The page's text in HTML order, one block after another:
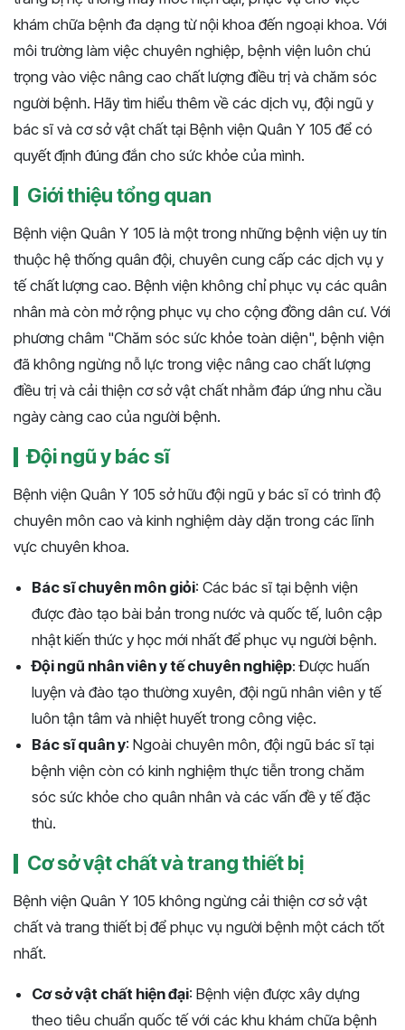
khám chữa bệnh đa dạng từ nội khoa đến ngoại khoa. Với
môi trường làm việc chuyên nghiệp, bệnh viện luôn chú
trọng vào việc nâng cao chất lượng điều trị và chăm sóc
người bệnh. Hãy tìm hiểu thêm về các dịch vụ, đội ngũ y
bác sĩ và cơ sở vật chất tại Bệnh viện Quân Y 105 để có
quyết định đúng đắn cho sức khỏe của mình.
Giới thiệu tổng quan
Bệnh viện Quân Y 105 là một trong những bệnh viện uy tín
thuộc hệ thống quân đội, chuyên cung cấp các dịch vụ y
tế chất lượng cao. Bệnh viện không chỉ phục vụ các quân
nhân mà còn mở rộng phục vụ cho cộng đồng dân cư. Với
phương châm "Chăm sóc sức khỏe toàn diện", bệnh viện
đã không ngừng nỗ lực trong việc nâng cao chất lượng
điều trị và cải thiện cơ sở vật chất nhằm đáp ứng nhu cầu
ngày càng cao của người bệnh.
Đội ngũ y bác sĩ
Bệnh viện Quân Y 105 sở hữu đội ngũ y bác sĩ có trình độ
chuyên môn cao và kinh nghiệm dày dặn trong các lĩnh
vực chuyên khoa.
Bác sĩ chuyên môn giỏi: Các bác sĩ tại bệnh viện
được đào tạo bài bản trong nước và quốc tế, luôn cập
nhật kiến thức y học mới nhất để phục vụ người bệnh.
Đội ngũ nhân viên y tế chuyên nghiệp: Được huấn
luyện và đào tạo thường xuyên, đội ngũ nhân viên y tế
luôn tận tâm và nhiệt huyết trong công việc.
Bác sĩ quân y: Ngoài chuyên môn, đội ngũ bác sĩ tại
bệnh viện còn có kinh nghiệm thực tiễn trong chăm
sóc sức khỏe cho quân nhân và các vấn đề y tế đặc
thù.
Cơ sở vật chất và trang thiết bị
Bệnh viện Quân Y 105 không ngừng cải thiện cơ sở vật
chất và trang thiết bị để phục vụ người bệnh một cách tốt
nhất.
Cơ sở vật chất hiện đại: Bệnh viện được xây dựng
theo tiêu chuẩn quốc tế với các khu khám chữa bệnh